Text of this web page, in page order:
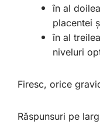
în al
placentei
în al
niveluri
Firesc, orice
Răspunsuri pe